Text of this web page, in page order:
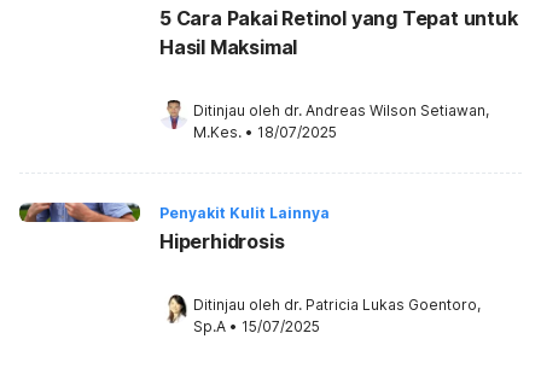
5 Cara Pakai Retinol yang Tepat untuk
Hasil Maksimal
Ditinjau oleh dr. Andreas Wilson Setiawan,
M.Kes. • 18/07/2025
Penyakit Kulit Lainnya
Hiperhidrosis
Ditinjau oleh dr. Patricia Lukas Goentoro,
Sp.A • 15/07/2025